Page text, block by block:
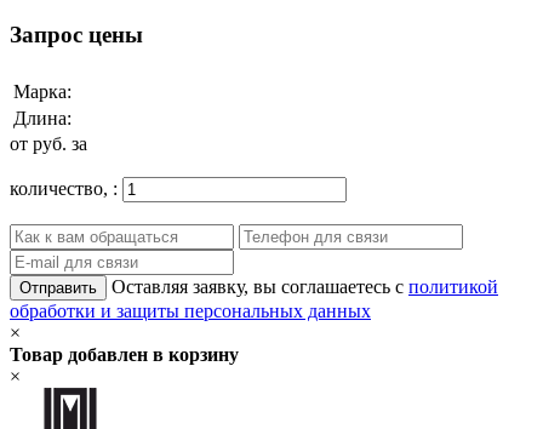
Запрос цены
Марка:
Длина:
от руб. за
количество, :
Отправить Оставляя заявку, вы соглашаетесь с политикой
обработки и защиты персональных данных
×
Товар добавлен в корзину
×